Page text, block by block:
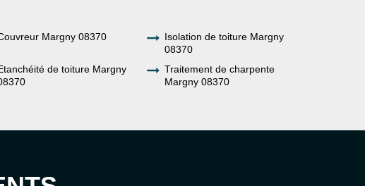
Margny 08370
Isolation de toiture Margny
08370
de toiture Margny
Traitement de charpente
Margny 08370